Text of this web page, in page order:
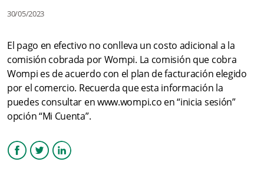
¿Cuál es el monto mínimo y máximo para los pagos en
efectivo?
¿Existe alguna restricción de fecha u horario para realizar
pagos a través de Corresponsal Bancario Bancolombia?
comercio es menor al permitido en Corresponsal bancario
Bancolombia?
30/05/2023
El pago en efectivo no conlleva un costo adicional a la
comisión cobrada por Wompi. La comisión que cobra
Wompi es de acuerdo con el plan de facturación elegido
por el comercio. Recuerda que esta información la
puedes consultar en www.wompi.co en “inicia sesión”
opción “Mi Cuenta”.